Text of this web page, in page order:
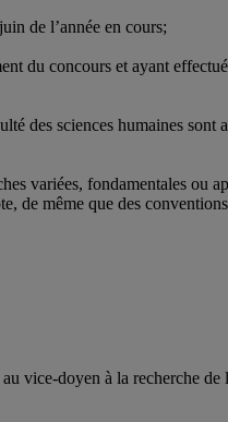
de l’année en cours;
du concours et ayant
des sciences humaines sont
variées, fondamentales ou
de même que des
vice-doyen à la recherche de